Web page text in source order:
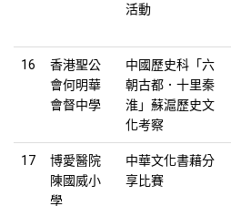
活動
16
香港聖公
會何明華
會督中學
中國歷史科「六
朝古都．十里秦
淮」蘇滬歷史文
化考察
17
博愛醫院
陳國威小
學
中華文化書藉分
享比賽